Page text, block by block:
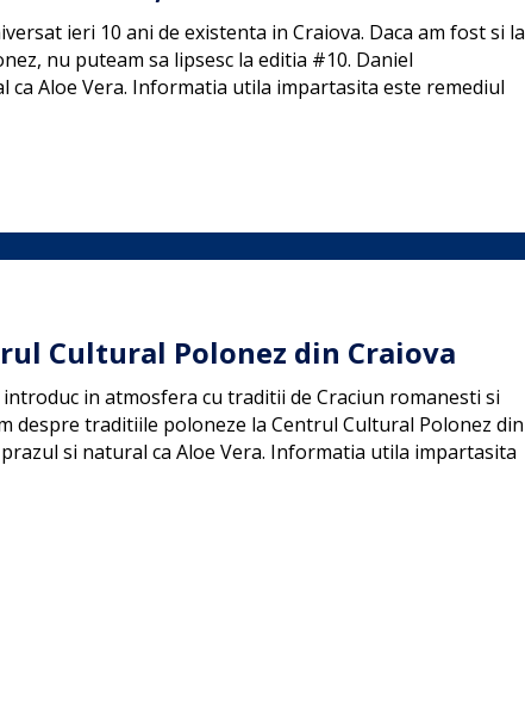
ieri 10 ani de existenta in Craiova. Daca am fost si la
nu puteam sa lipsesc la editia #10. Daniel
Aloe Vera. Informatia utila impartasita este remediul
Cultural Polonez din Craiova
in atmosfera cu traditii de Craciun romanesti si
despre traditiile poloneze la Centrul Cultural Polonez din
si natural ca Aloe Vera. Informatia utila impartasita